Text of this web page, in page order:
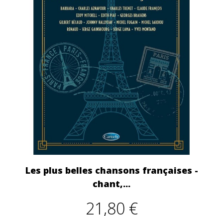
Les plus belles chansons françaises -
chant,...
21,80 €